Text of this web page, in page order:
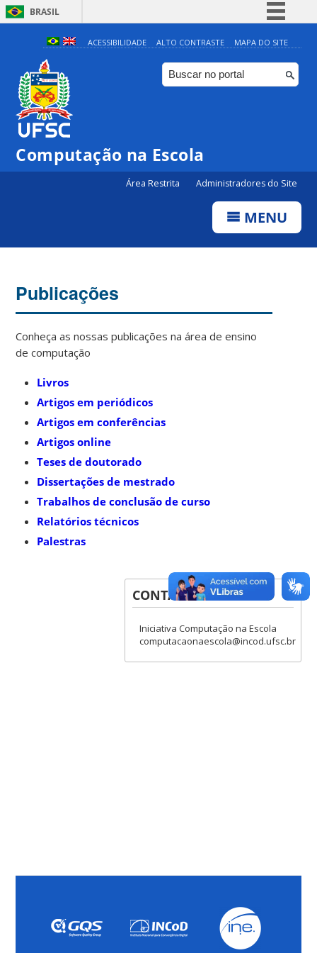
BRASIL
Simplifique!
Comunica BR
Participe
ACESSIBILIDADE ALTO CONTRASTE MAPA DO SITE
Computação na Escola
Área Restrita Administradores do Site
MENU
Publicações
Conheça as nossas publicações na área de ensino
de computação
Livros
Artigos em periódicos
Artigos em conferências
Artigos online
Teses de doutorado
Dissertações de mestrado
Trabalhos de conclusão de curso
Relatórios técnicos
Palestras
CONTATOS
Iniciativa Computação na Escola
computacaonaescola@incod.ufsc.br